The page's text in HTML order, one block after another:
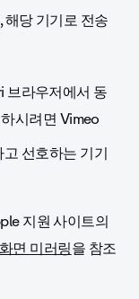
당 기기로 전송
라우저에서 동
시려면 Vimeo
선호하는 기기
지원 사이트의
면 미러링을 참조